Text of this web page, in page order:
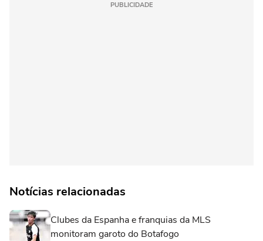
PUBLICIDADE
Notícias relacionadas
Clubes da Espanha e franquias da MLS
monitoram garoto do Botafogo